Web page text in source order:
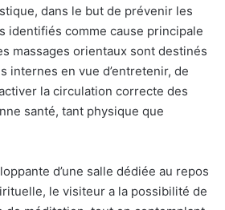
dans le but de prévenir les
identifiés comme cause principale
massages orientaux sont destinés
internes en vue d’entretenir, de
la circulation correcte des
santé, tant physique que
d’une salle dédiée au repos
le visiteur a la possibilité de